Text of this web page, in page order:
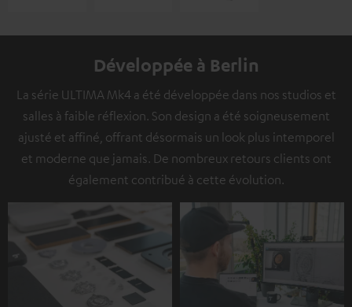
Développée à Berlin
La série ULTIMA Mk4 a été développée dans nos studios et
salles à faible réflexion. Son design a été soigneusement
ajusté et affiné, offrant désormais un look plus intemporel
et moderne que jamais. De nombreux retours clients ont
également contribué à cette évolution.